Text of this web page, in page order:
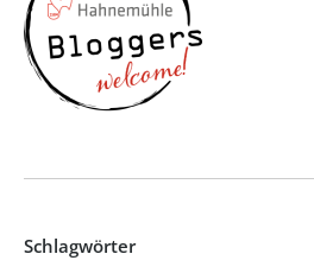
Schlagwörter